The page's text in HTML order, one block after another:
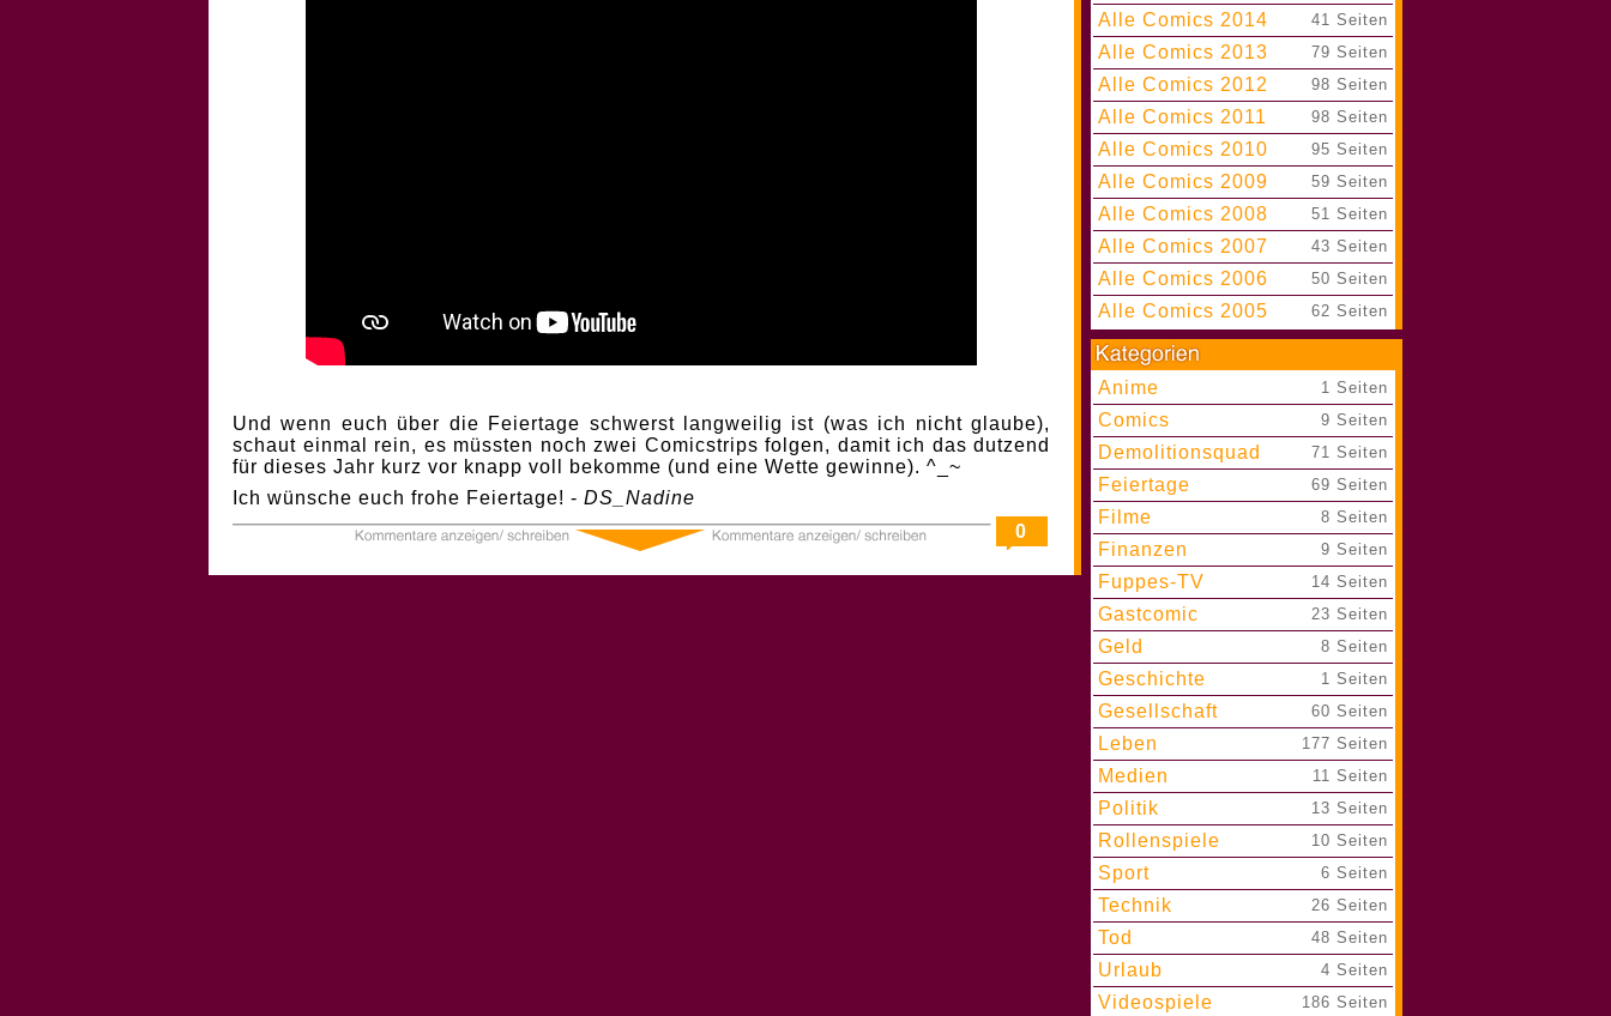
Und wenn euch über die Feiertage schwerst langweilig ist (was ich nicht glaube),
schaut einmal rein, es müssten noch zwei Comicstrips folgen, damit ich das dutzend
für dieses Jahr kurz vor knapp voll bekomme (und eine Wette gewinne). ^_~
Ich wünsche euch frohe Feiertage! - DS_Nadine
0
Alle Comics 2014 41 Seiten
Alle Comics 2013 79 Seiten
Alle Comics 2012 98 Seiten
Alle Comics 2011 98 Seiten
Alle Comics 2010 95 Seiten
Alle Comics 2009 59 Seiten
Alle Comics 2008 51 Seiten
Alle Comics 2007 43 Seiten
Alle Comics 2006 50 Seiten
Alle Comics 2005 62 Seiten
Anime 1 Seiten
Comics 9 Seiten
Demolitionsquad 71 Seiten
Feiertage 69 Seiten
Filme 8 Seiten
Finanzen 9 Seiten
Fuppes-TV 14 Seiten
Gastcomic 23 Seiten
Geld 8 Seiten
Geschichte 1 Seiten
Gesellschaft 60 Seiten
Leben 177 Seiten
Medien 11 Seiten
Politik 13 Seiten
Rollenspiele 10 Seiten
Sport 6 Seiten
Technik 26 Seiten
Tod 48 Seiten
Urlaub 4 Seiten
Videospiele 186 Seiten